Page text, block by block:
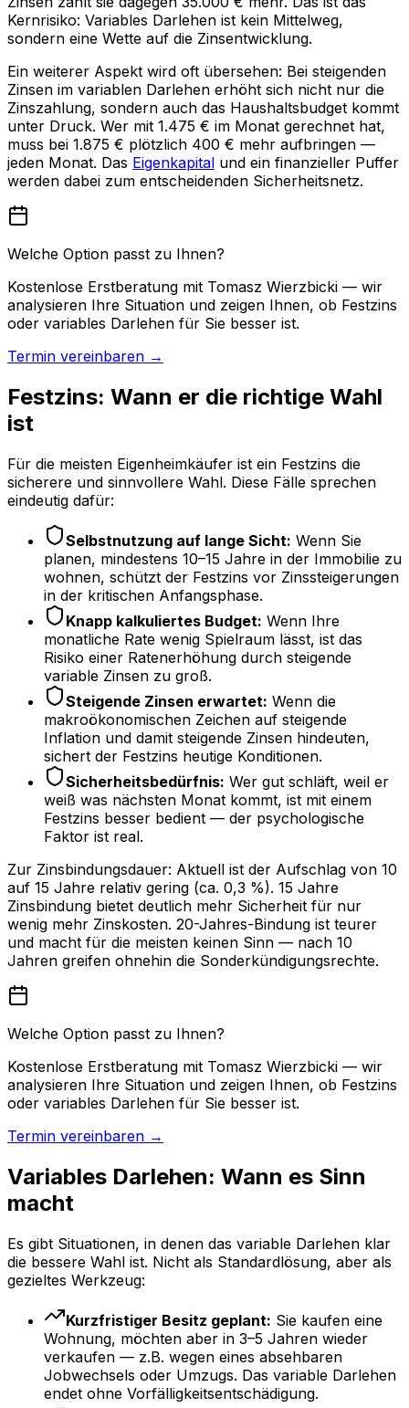
Kernrisiko: Variables Darlehen ist kein Mittelweg,
sondern eine Wette auf die Zinsentwicklung.
Ein weiterer Aspekt wird oft übersehen: Bei steigenden
Zinsen im variablen Darlehen erhöht sich nicht nur die
Zinszahlung, sondern auch das Haushaltsbudget kommt
unter Druck. Wer mit 1.475 € im Monat gerechnet hat,
muss bei 1.875 € plötzlich 400 € mehr aufbringen —
jeden Monat. Das Eigenkapital und ein finanzieller Puffer
werden dabei zum entscheidenden Sicherheitsnetz.
Welche Option passt zu Ihnen?
Kostenlose Erstberatung mit Tomasz Wierzbicki — wir
analysieren Ihre Situation und zeigen Ihnen, ob Festzins
oder variables Darlehen für Sie besser ist.
Termin vereinbaren →
Festzins: Wann er die richtige Wahl
ist
Für die meisten Eigenheimkäufer ist ein Festzins die
sicherere und sinnvollere Wahl. Diese Fälle sprechen
eindeutig dafür:
Selbstnutzung auf lange Sicht: Wenn Sie
planen, mindestens 10–15 Jahre in der Immobilie zu
wohnen, schützt der Festzins vor Zinssteigerungen
in der kritischen Anfangsphase.
Knapp kalkuliertes Budget: Wenn Ihre
monatliche Rate wenig Spielraum lässt, ist das
Risiko einer Ratenerhöhung durch steigende
variable Zinsen zu groß.
Steigende Zinsen erwartet: Wenn die
makroökonomischen Zeichen auf steigende
Inflation und damit steigende Zinsen hindeuten,
sichert der Festzins heutige Konditionen.
Sicherheitsbedürfnis: Wer gut schläft, weil er
weiß was nächsten Monat kommt, ist mit einem
Festzins besser bedient — der psychologische
Faktor ist real.
Zur Zinsbindungsdauer: Aktuell ist der Aufschlag von 10
auf 15 Jahre relativ gering (ca. 0,3 %). 15 Jahre
Zinsbindung bietet deutlich mehr Sicherheit für nur
wenig mehr Zinskosten. 20-Jahres-Bindung ist teurer
und macht für die meisten keinen Sinn — nach 10
Jahren greifen ohnehin die Sonderkündigungsrechte.
Welche Option passt zu Ihnen?
Kostenlose Erstberatung mit Tomasz Wierzbicki — wir
analysieren Ihre Situation und zeigen Ihnen, ob Festzins
oder variables Darlehen für Sie besser ist.
Termin vereinbaren →
Variables Darlehen: Wann es Sinn
macht
Es gibt Situationen, in denen das variable Darlehen klar
die bessere Wahl ist. Nicht als Standardlösung, aber als
gezieltes Werkzeug:
Kurzfristiger Besitz geplant: Sie kaufen eine
Wohnung, möchten aber in 3–5 Jahren wieder
verkaufen — z.B. wegen eines absehbaren
Jobwechsels oder Umzugs. Das variable Darlehen
endet ohne Vorfälligkeitsentschädigung.